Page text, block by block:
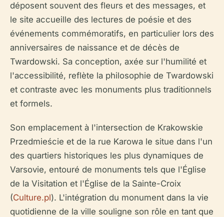
déposent souvent des fleurs et des messages, et
le site accueille des lectures de poésie et des
événements commémoratifs, en particulier lors des
anniversaires de naissance et de décès de
Twardowski. Sa conception, axée sur l'humilité et
l'accessibilité, reflète la philosophie de Twardowski
et contraste avec les monuments plus traditionnels
et formels.
Son emplacement à l'intersection de Krakowskie
Przedmieście et de la rue Karowa le situe dans l'un
des quartiers historiques les plus dynamiques de
Varsovie, entouré de monuments tels que l'Église
de la Visitation et l'Église de la Sainte-Croix
(Culture.pl). L'intégration du monument dans la vie
quotidienne de la ville souligne son rôle en tant que